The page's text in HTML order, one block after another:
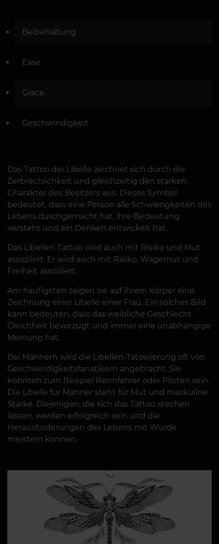
Beibehaltung
Ease
Grace
Geschwindigkeit
Das Tattoo der Libelle zeichnet sich durch die
Zerbrechlichkeit und gleichzeitig den starken
Charakter des Besitzers aus. Dieses Symbol
bedeutet, dass eine Person alle Schwierigkeiten des
Lebens durchgemacht hat, ihre Bedeutung
versteht und ein Denken entwickelt hat.
Das Libellen-Tattoo wird auch mit Risiko und Mut
assoziiert. Er wird auch mit Risiko, Wagemut und
Freiheit assoziiert.
Am häufigsten zeigen sie auf ihrem Körper eine
Zeichnung einer Libelle einer Frau. Ein solches Bild
kann bedeuten, dass das weibliche Geschlecht
Gleichheit bevorzugt und immer eine unabhängige
Meinung hat.
Bei Männern wird die Libellen-Tätowierung oft von
Geschwindigkeitsfanatikern angebracht. Sie
könnten zum Beispiel Rennfahrer oder Piloten sein.
Die Libelle für Männer steht für Mut und maskuline
Stärke. Diejenigen, die sich das Tattoo stechen
lassen, werden erfolgreich sein und die
Herausforderungen des Lebens mit Würde
meistern können.